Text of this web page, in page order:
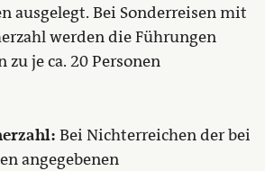
ausgelegt. Bei Sonderreisen mit
werden die Führungen
je ca. 20 Personen
Bei Nichterreichen der bei
angegebenen